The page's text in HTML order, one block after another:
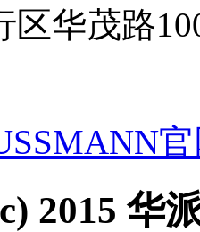
区华茂路
2015 华